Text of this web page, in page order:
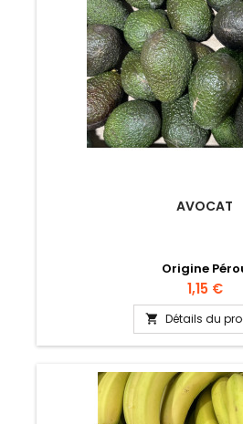
AVOCAT
Origine
Prix
1,15 €
 Détails du